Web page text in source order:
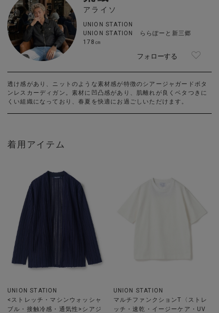
アライソ
UNION STATION
UNION STATION ららぽーと新三郷
178㎝
フォローする
透け感があり、ニットのような素材感が特徴のシアージャガードボタ
ンレスカーディガン。素材に凹凸感があり、肌離れが良くベタつきに
くい組織になっており、春夏を快適にお過ごしいただけます。
着用アイテム
UNION STATION
<ストレッチ・マシンウォッシャ
ブル・接触冷感・通気性>シアジ
UNION STATION
マルチファンクションT〈ストレ
ッチ・速乾・イージーケア・UV